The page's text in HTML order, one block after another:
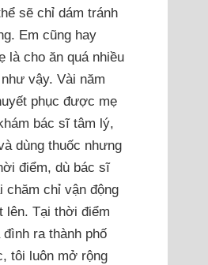
sẽ chỉ dám tránh
Em cũng hay
là cho ăn quá nhiều
vậy. Vài năm
phục được mẹ
bác sĩ tâm lý,
dùng thuốc nhưng
điểm, dù bác sĩ
chăm chỉ vận động
lên. Tại thời điểm
ra thành phố
tôi luôn mở rộng